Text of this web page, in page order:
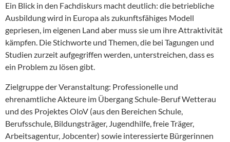
Ein Blick in den Fachdiskurs macht deutlich: die betriebliche
Ausbildung wird in Europa als zukunftsfähiges Modell
gepriesen, im eigenen Land aber muss sie um ihre Attraktivität
kämpfen. Die Stichworte und Themen, die bei Tagungen und
Studien zurzeit aufgegriffen werden, unterstreichen, dass es
ein Problem zu lösen gibt.
Zielgruppe der Veranstaltung: Professionelle und
ehrenamtliche Akteure im Übergang Schule-Beruf Wetterau
und des Projektes OloV (aus den Bereichen Schule,
Berufsschule, Bildungsträger, Jugendhilfe, freie Träger,
Arbeitsagentur, Jobcenter) sowie interessierte Bürgerinnen